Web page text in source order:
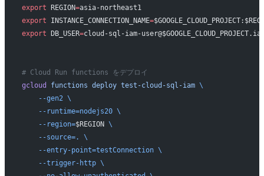
export REGION=asia-northeast1
export INSTANCE_CONNECTION_NAME=
export DB_USER=cloud-sql-iam-
# Cloud Run functions をデプロイ
gcloud
functions deploy test-cloud-sql-iam \
    --gen2
\
    --runtime=nodejs20
\
    --region=
$REGION \
    --source=.
\
    --entry-point=testConnection
\
    --trigger-http
\